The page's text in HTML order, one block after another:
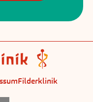
Filderklinik